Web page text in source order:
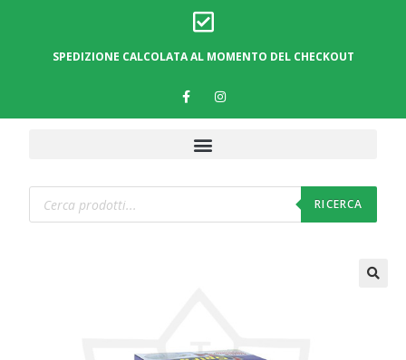
SPEDIZIONE CALCOLATA AL MOMENTO DEL CHECKOUT
RICERCA